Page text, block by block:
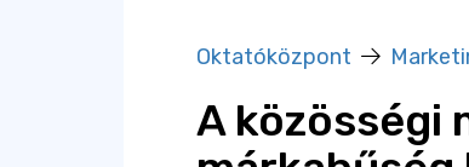
Oktatóközpont
A közösségi